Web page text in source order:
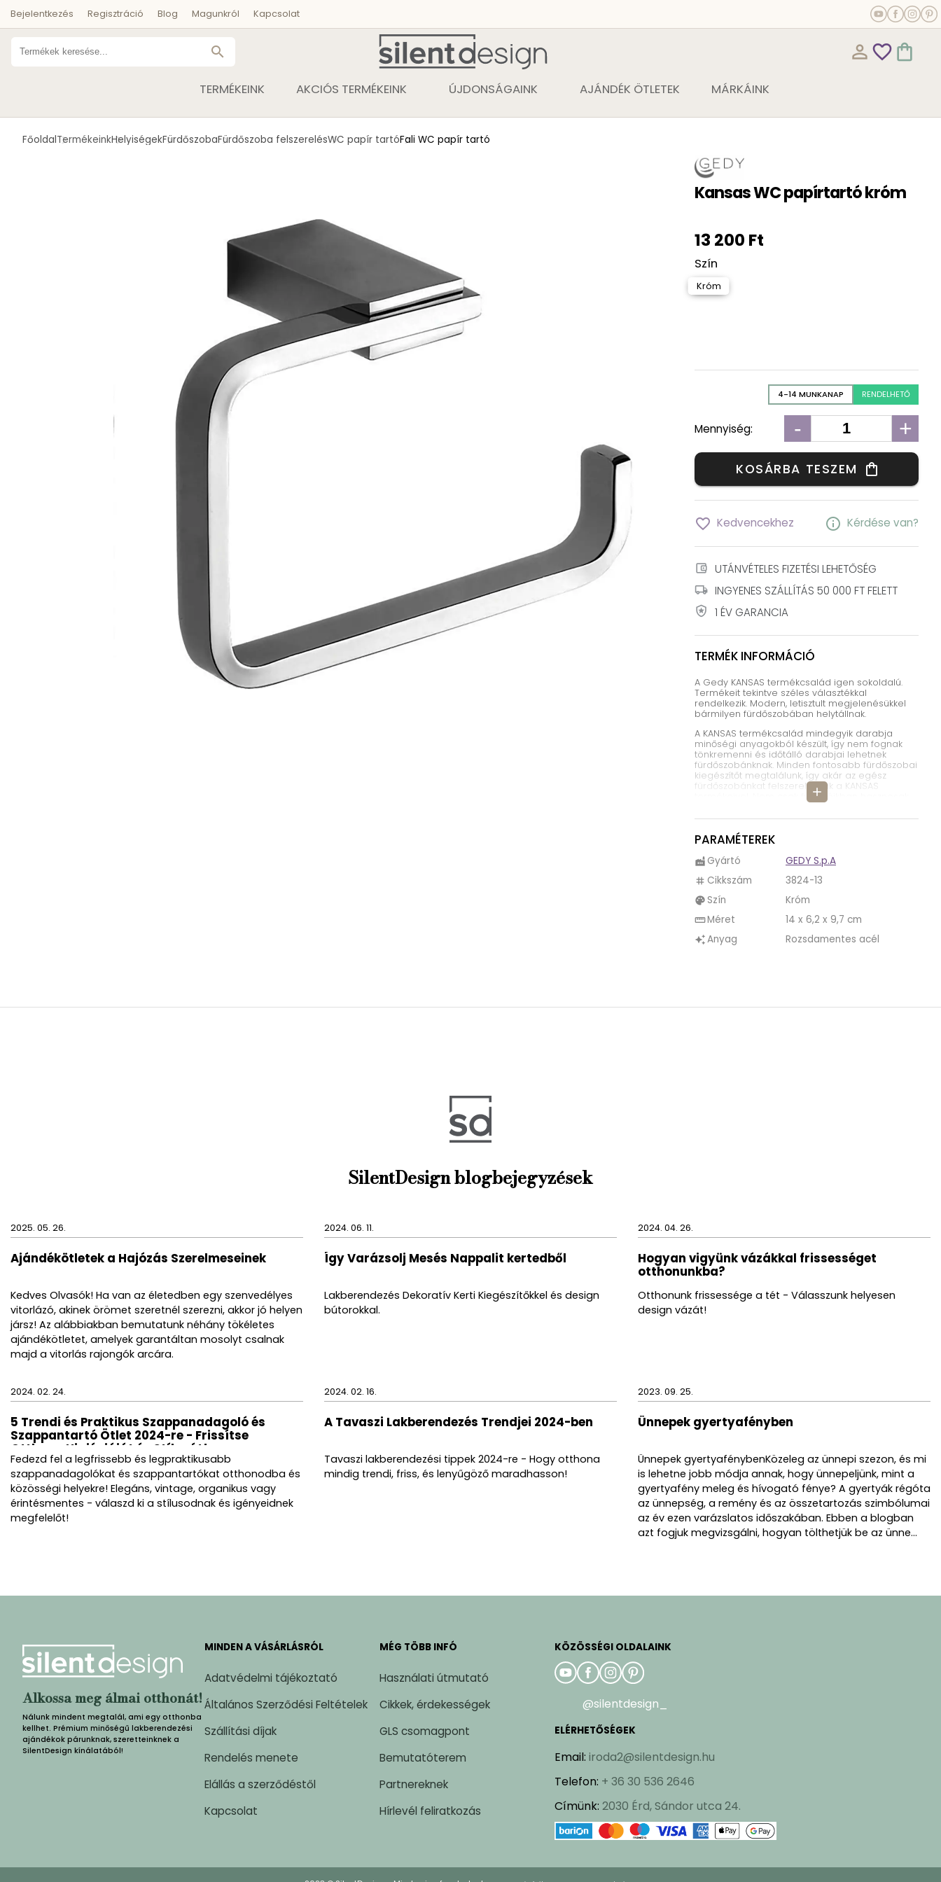
Bejelentkezés Regisztráció Blog Magunkról Kapcsolat
search person_outline favorite_outline shopping_bag
TERMÉKEINK AKCIÓS TERMÉKEINK ÚJDONSÁGAINK AJÁNDÉK ÖTLETEK MÁRKÁINK
FőoldalTermékeinkHelyiségekFürdőszobaFürdőszoba felszerelésWC papír tartóFali WC papír tartó
Kansas WC papírtartó króm
13 200 Ft
Szín
Króm
4-14 MUNKANAP RENDELHETŐ
Mennyiség: - +
KOSÁRBA TESZEM shopping_bag
favorite_border Kedvencekhez info Kérdése van?
account_balance_wallet UTÁNVÉTELES FIZETÉSI LEHETŐSÉG
local_shipping INGYENES SZÁLLÍTÁS 50 000 FT FELETT
local_police 1 ÉV GARANCIA
TERMÉK INFORMÁCIÓ
add
A Gedy KANSAS termékcsalád igen sokoldalú.
Termékeit tekintve széles választékkal
rendelkezik. Modern, letisztult megjelenésükkel
bármilyen fürdőszobában helytállnak.
A KANSAS termékcsalád mindegyik darabja
minőségi anyagokból készült, így nem fognak
tönkremenni és időtálló darabjai lehetnek
fürdőszobánknak. Minden fontosabb fürdőszobai
kiegészítőt megtalálunk, így akár az egész
fürdőszobánkat felszerelhetjük a KANSAS
termékeivel. Nem csak funkcióikban hasznosak,
és krómból áll. Ezek az anyagok teljes
mértékben ellenállnak a vizes, párás
környezetnek.
A KANSAS WC papír tartó használata egyszerű
hiszen csak fel kell rá húzni a WC papírt.
A hibátlan állapot megőrzésének érdekében
tisztításnál kerüljük a savas, maróhatású
A KANSAS WC papír tartó fúrással szerelhető fel
PARAMÉTEREK
factory Gyártó GEDY S.p.A
tag Cikkszám 3824-13
palette Szín Króm
straightenMéret 14 x 6,2 x 9,7 cm
auto_awesomeAnyag Rozsdamentes acél
SilentDesign blogbejegyzések
2025. 05. 26.
Ajándékötletek a Hajózás Szerelmeseinek
Kedves Olvasók! Ha van az életedben egy szenvedélyes
vitorlázó, akinek örömet szeretnél szerezni, akkor jó helyen
jársz! Az alábbiakban bemutatunk néhány tökéletes
ajándékötletet, amelyek garantáltan mosolyt csalnak
majd a vitorlás rajongók arcára.
2024. 06. 11.
Így Varázsolj Mesés Nappalit kertedből
Lakberendezés Dekoratív Kerti Kiegészítőkkel és design
bútorokkal.
2024. 04. 26.
Hogyan vigyünk vázákkal frissességet
otthonunkba?
Otthonunk frissessége a tét - Válasszunk helyesen
design vázát!
2024. 02. 24.
5 Trendi és Praktikus Szappanadagoló és
Szappantartó Ötlet 2024-re - Frissítse
Otthona Higiéniáját és Stílusát!
Fedezd fel a legfrissebb és legpraktikusabb
szappanadagolókat és szappantartókat otthonodba és
közösségi helyekre! Elegáns, vintage, organikus vagy
érintésmentes - válaszd ki a stílusodnak és igényeidnek
megfelelőt!
2024. 02. 16.
A Tavaszi Lakberendezés Trendjei 2024-ben
Tavaszi lakberendezési tippek 2024-re - Hogy otthona
mindig trendi, friss, és lenyűgöző maradhasson!
2023. 09. 25.
Ünnepek gyertyafényben
Ünnepek gyertyafénybenKözeleg az ünnepi szezon, és mi
is lehetne jobb módja annak, hogy ünnepeljünk, mint a
gyertyafény meleg és hívogató fénye? A gyertyák régóta
az ünnepség, a remény és az összetartozás szimbólumai
az év ezen varázslatos időszakában. Ebben a blogban
azt fogjuk megvizsgálni, hogyan tölthetjük be az ünne...
Alkossa meg álmai otthonát!
Nálunk mindent megtalál, ami egy otthonba
kellhet. Prémium minőségű lakberendezési
ajándékok párunknak, szeretteinknek a
SilentDesign kínálatából!
MINDEN A VÁSÁRLÁSRÓL
Adatvédelmi tájékoztató
Általános Szerződési Feltételek
Szállítási díjak
Rendelés menete
Elállás a szerződéstől
Kapcsolat
MÉG TÖBB INFÓ
Használati útmutató
Cikkek, érdekességek
GLS csomagpont
Bemutatóterem
Partnereknek
Hírlevél feliratkozás
KÖZÖSSÉGI OLDALAINK
@silentdesign_
ELÉRHETŐSÉGEK
Email: iroda2@silentdesign.hu
Telefon: + 36 30 536 2646
Címünk: 2030 Érd, Sándor utca 24.